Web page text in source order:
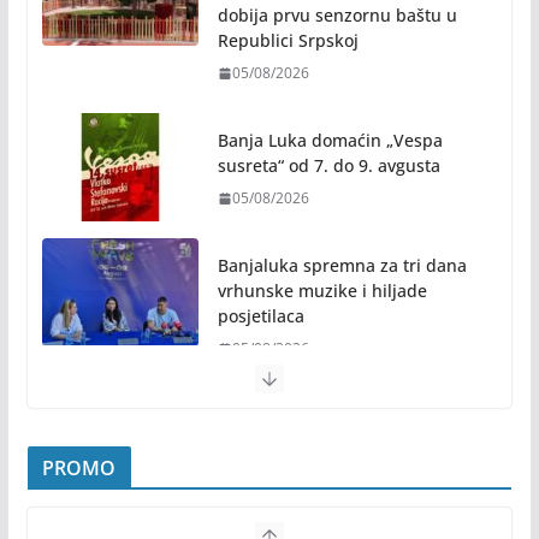
dobija prvu senzornu baštu u
Republici Srpskoj
05/08/2026
Banja Luka domaćin „Vespa
susreta“ od 7. do 9. avgusta
05/08/2026
Banjaluka spremna za tri dana
vrhunske muzike i hiljade
posjetilaca
05/08/2026
akcija darivanja krvi odjeknula širom BiH
04/08/2026
PROMO